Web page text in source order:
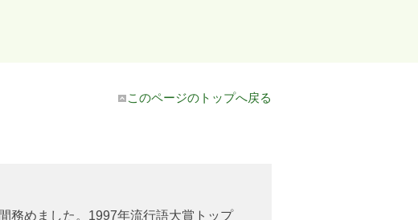
このページのトップへ戻る
務めました。1997年流行語大賞トップ